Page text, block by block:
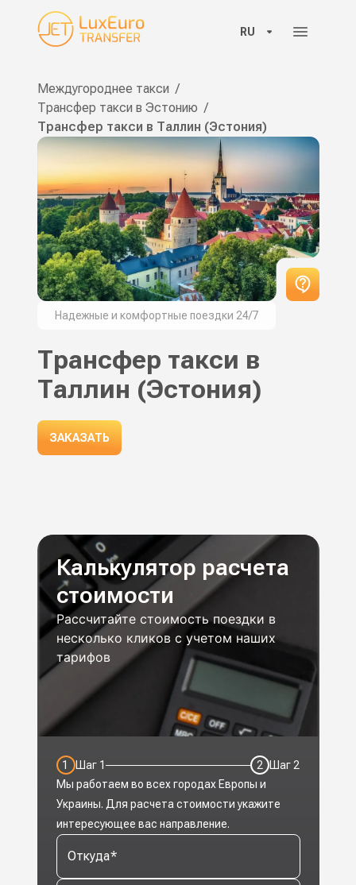
RU
Междугороднее такси /
Трансфер такси в Эстонию /
Трансфер такси в Таллин (Эстония)
Надежные и комфортные поездки 24/7
Трансфер такси в
Таллин (Эстония)
ЗАКАЗАТЬ
Калькулятор расчета
стоимости
Рассчитайте стоимость поездки в
несколько кликов с учетом наших
тарифов
1 Шаг1 2 Шаг 2
Мы работаем во всех городах Европы и
Украины. Для расчета стоимости укажите
интересующее вас направление.
Откуда*